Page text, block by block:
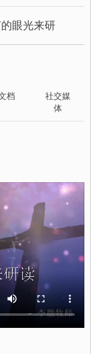
眼光来研
档
社交媒
体